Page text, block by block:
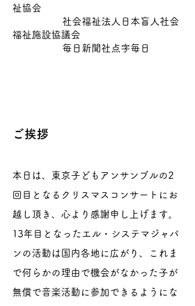
祉協会
社会福祉法人日本盲人社会
福祉施設協議会
毎日新聞社点字毎日
ご挨拶
​ 本日は、東京子どもアンサンブルの2
回目となるクリスマスコンサートにお
越し頂き、心より感謝申し上げます。
13年目となったエル・システマジャパ
ンの活動は国内各地に広がり、これま
で何らかの理由で機会がなかった子が
無償で音楽活動に参加できるようにな